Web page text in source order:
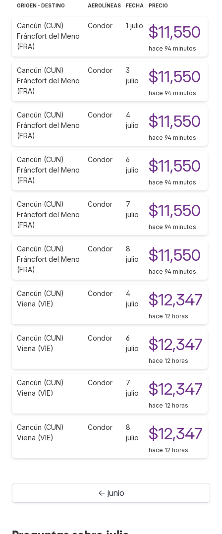
ORIGEN - DESTINO AEROLÍNEAS FECHA PRECIO
Cancún (CUN)
Fráncfort del Meno
(FRA)
Condor 1 julio $11,550
hace 94 minutos
Cancún (CUN)
Fráncfort del Meno
(FRA)
Condor
3
julio
$11,550
hace 94 minutos
Cancún (CUN)
Fráncfort del Meno
(FRA)
Condor
4
julio
$11,550
hace 94 minutos
Cancún (CUN)
Fráncfort del Meno
(FRA)
Condor
6
julio
$11,550
hace 94 minutos
Cancún (CUN)
Fráncfort del Meno
(FRA)
Condor
7
julio
$11,550
hace 94 minutos
Cancún (CUN)
Fráncfort del Meno
(FRA)
Condor
8
julio
$11,550
hace 94 minutos
Cancún (CUN)
Viena (VIE)
Condor
4
julio
$12,347
hace 12 horas
Cancún (CUN)
Viena (VIE)
Condor
6
julio
$12,347
hace 12 horas
Cancún (CUN)
Viena (VIE)
Condor
7
julio
$12,347
hace 12 horas
Cancún (CUN)
Viena (VIE)
Condor
8
julio
$12,347
hace 12 horas
← junio